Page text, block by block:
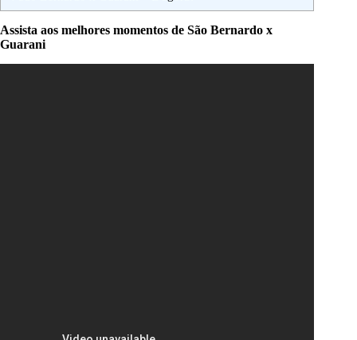
Assista aos melhores momentos de São Bernardo x
Guarani